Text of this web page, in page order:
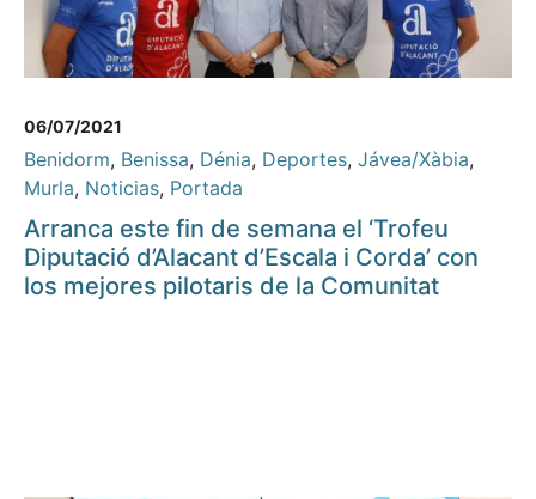
06/07/2021
Benidorm, Benissa, Dénia, Deportes, Jávea/Xàbia,
Murla, Noticias, Portada
Arranca este fin de semana el ‘Trofeu
Diputació d’Alacant d’Escala i Corda’ con
los mejores pilotaris de la Comunitat